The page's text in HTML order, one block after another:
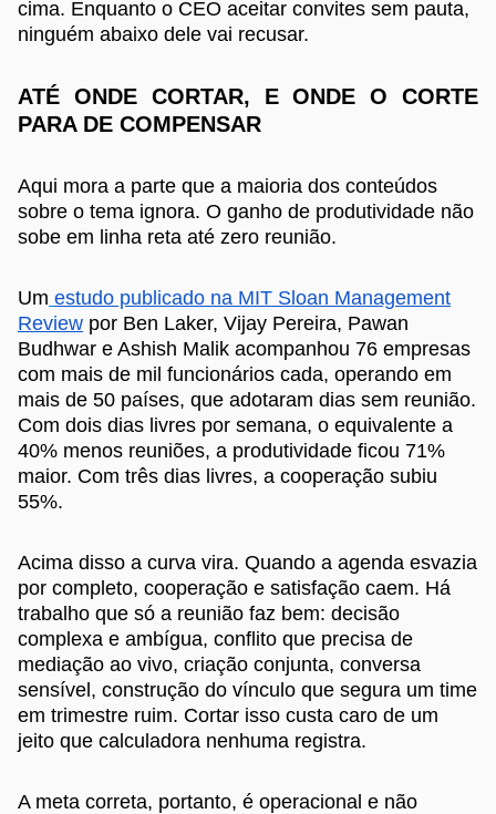
cima. Enquanto o CEO aceitar convites sem pauta,
ninguém abaixo dele vai recusar.
ATÉ ONDE CORTAR, E ONDE O CORTE
PARA DE COMPENSAR
Aqui mora a parte que a maioria dos conteúdos
sobre o tema ignora. O ganho de produtividade não
sobe em linha reta até zero reunião.
Um estudo publicado na MIT Sloan Management
Review por Ben Laker, Vijay Pereira, Pawan
Budhwar e Ashish Malik acompanhou 76 empresas
com mais de mil funcionários cada, operando em
mais de 50 países, que adotaram dias sem reunião.
Com dois dias livres por semana, o equivalente a
40% menos reuniões, a produtividade ficou 71%
maior. Com três dias livres, a cooperação subiu
55%.
Acima disso a curva vira. Quando a agenda esvazia
por completo, cooperação e satisfação caem. Há
trabalho que só a reunião faz bem: decisão
complexa e ambígua, conflito que precisa de
mediação ao vivo, criação conjunta, conversa
sensível, construção do vínculo que segura um time
em trimestre ruim. Cortar isso custa caro de um
jeito que calculadora nenhuma registra.
A meta correta, portanto, é operacional e não